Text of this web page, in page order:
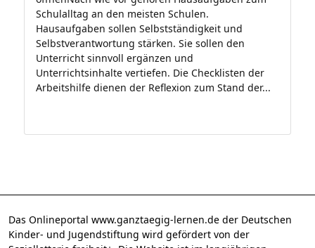
Schulalltag an den meisten Schulen.
Hausaufgaben sollen Selbstständigkeit und
Selbstverantwortung stärken. Sie sollen den
Unterricht sinnvoll ergänzen und
Unterrichtsinhalte vertiefen. Die Checklisten der
Arbeitshilfe dienen der Reflexion zum Stand der...
Das Onlineportal www.ganztaegig-lernen.de der Deutschen
Kinder- und Jugendstiftung wird gefördert von der